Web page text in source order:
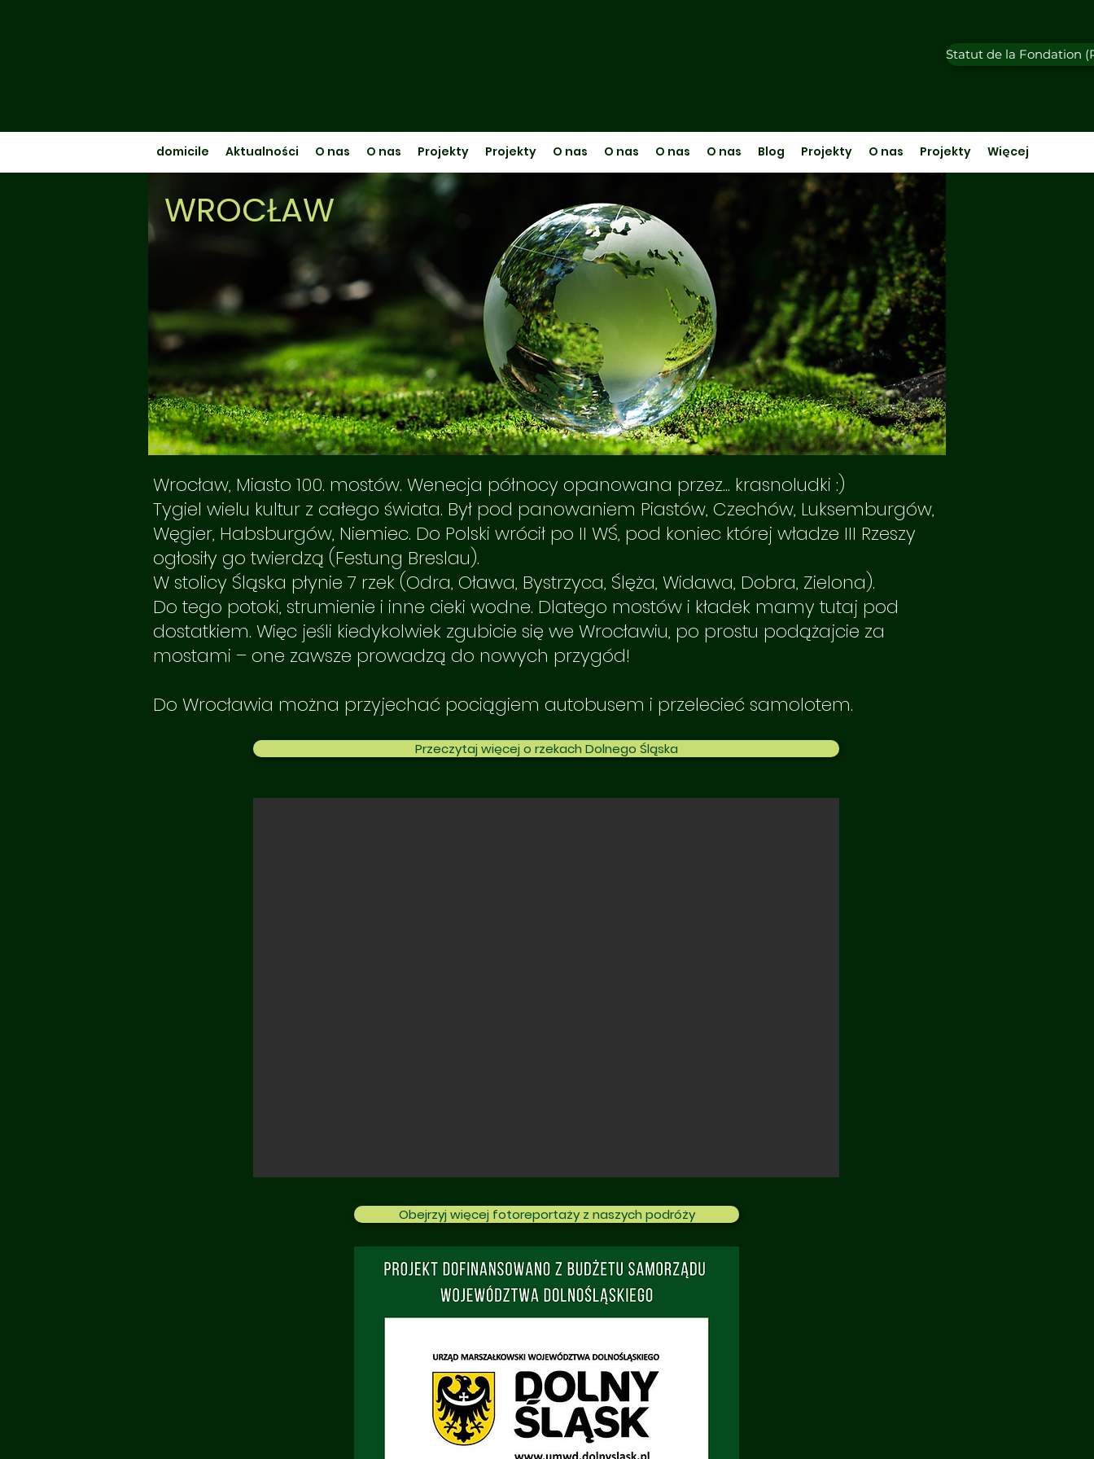
domicile Aktualności O nas O nas Projekty Projekty O nas O nas O nas O nas Blog Projekty O nas Projekty Więcej
Statut de la Fondation
WROCŁAW
Wrocław, Miasto 100. mostów. Wenecja północy opanowana przez... krasnoludki :)
Tygiel wielu kultur z całego świata. Był pod panowaniem Piastów, Czechów, Luksemburgów,
Węgier, Habsburgów, Niemiec. Do Polski wrócił po II WŚ, pod koniec której władze III Rzeszy
ogłosiły go twierdzą (Festung Breslau).
W stolicy Śląska płynie 7 rzek (Odra, Oława, Bystrzyca, Ślęża, Widawa, Dobra, Zielona).
Do tego potoki, strumienie i inne cieki wodne. Dlatego mostów i kładek mamy tutaj pod
dostatkiem. Więc jeśli kiedykolwiek zgubicie się we Wrocławiu, po prostu podążajcie za
mostami – one zawsze prowadzą do nowych przygód!
Do Wrocławia można przyjechać pociągiem autobusem i przelecieć samolotem.
Przeczytaj więcej o rzekach Dolnego Śląska
Obejrzyj więcej fotoreportaży z naszych podróży